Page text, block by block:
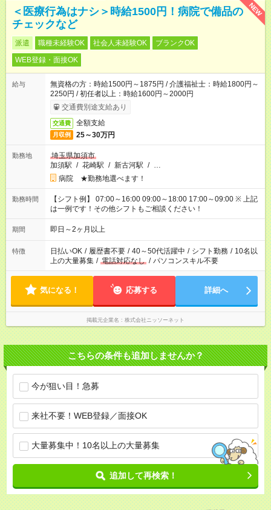
NEW
＜医療行為はナシ＞時給1500円！病院で備品の
チェックなど
派遣 職種未経験OK 社会人未経験OK
ブランクOK
WEB登録・面接OK
給与
無資格の方：時給1500円～1875円 / 介護福祉士：時給1800円～
2250円 / 初任者以上：時給1600円～2000円
交通費別途支給あり
交通費 全額支給
月収例 25～30万円
勤務地
埼玉県加須市
加須駅 / 花崎駅 / 新古河駅 / …
病院 ★勤務地選べます！
勤務時間
【シフト例】 07:00～16:00 09:00～18:00 17:00～09:00 ※ 上記
は一例です！その他シフトもご相談ください！
期間 即日～2ヶ月以上
特徴 日払いOK / 履歴書不要 / 40～50代活躍中 / シフト勤務 / 10名以
上の大量募集 / 電話対応なし / パソコンスキル不要
気になる！ 応募する 詳細へ
掲載元企業名 株式会社ニッソーネット
こちらの条件も追加しませんか？
今が狙い目！急募
来社不要！WEB登録／面接OK
大量募集中！10名以上の大量募集
追加して再検索！